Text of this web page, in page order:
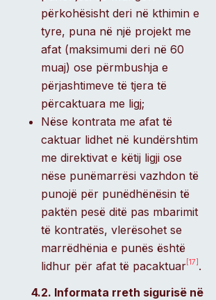
përkohësisht deri në kthimin e
tyre, puna në një projekt me
afat (maksimumi deri në 60
muaj) ose përmbushja e
përjashtimeve të tjera të
përcaktuara me ligj;
Nëse kontrata me afat të
caktuar lidhet në kundërshtim
me direktivat e këtij ligji ose
nëse punëmarrësi vazhdon të
punojë për punëdhënësin të
paktën pesë ditë pas mbarimit
të kontratës, vlerësohet se
marrëdhënia e punës është
lidhur për afat të pacaktuar[17] .
4.2. Informata rreth sigurisë në